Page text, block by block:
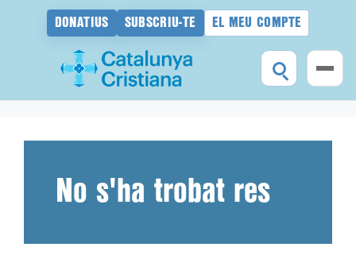
DONATIUS SUBSCRIU-TE EL MEU COMPTE
No s'ha trobat res